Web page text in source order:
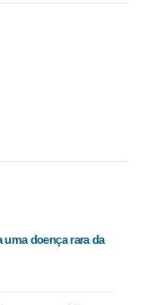
doença rara da